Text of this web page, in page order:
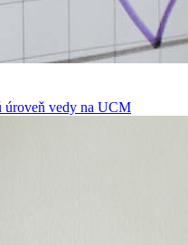
úroveň vedy na UCM